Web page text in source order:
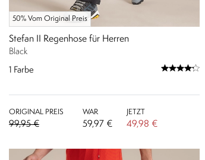
50% Vom Original Preis
Stefan II Regenhose für Herren
Black
1 Farbe
ORIGINAL PREIS
99,95 €
WAR
59,97 €
JETZT
49,98 €